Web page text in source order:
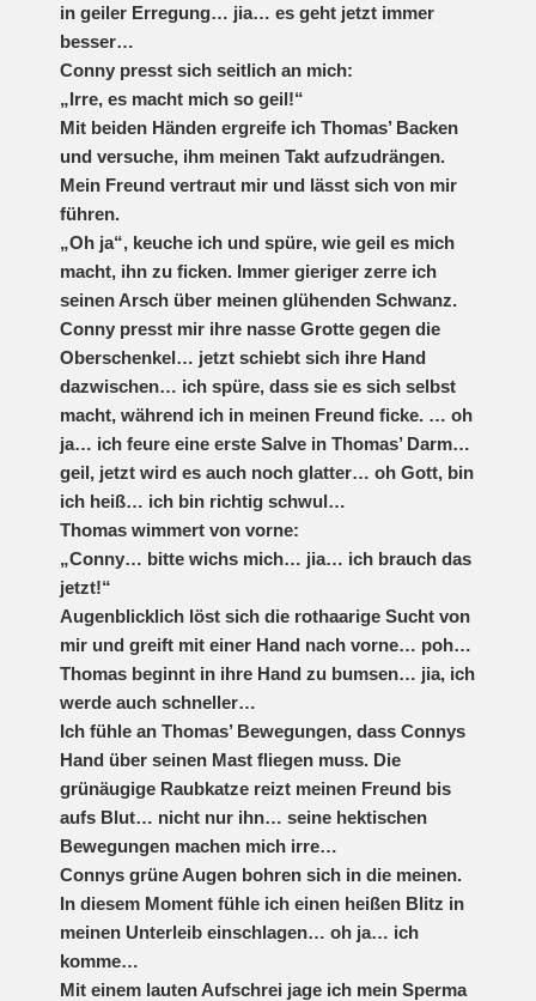
in geiler Erregung… jia… es geht jetzt immer
besser…
Conny presst sich seitlich an mich:
„Irre, es macht mich so geil!“
Mit beiden Händen ergreife ich Thomas’ Backen
und versuche, ihm meinen Takt aufzudrängen.
Mein Freund vertraut mir und lässt sich von mir
führen.
„Oh ja“, keuche ich und spüre, wie geil es mich
macht, ihn zu ficken. Immer gieriger zerre ich
seinen Arsch über meinen glühenden Schwanz.
Conny presst mir ihre nasse Grotte gegen die
Oberschenkel… jetzt schiebt sich ihre Hand
dazwischen… ich spüre, dass sie es sich selbst
macht, während ich in meinen Freund ficke. … oh
ja… ich feure eine erste Salve in Thomas’ Darm…
geil, jetzt wird es auch noch glatter… oh Gott, bin
ich heiß… ich bin richtig schwul…
Thomas wimmert von vorne:
„Conny… bitte wichs mich… jia… ich brauch das
jetzt!“
Augenblicklich löst sich die rothaarige Sucht von
mir und greift mit einer Hand nach vorne… poh…
Thomas beginnt in ihre Hand zu bumsen… jia, ich
werde auch schneller…
Ich fühle an Thomas’ Bewegungen, dass Connys
Hand über seinen Mast fliegen muss. Die
grünäugige Raubkatze reizt meinen Freund bis
aufs Blut… nicht nur ihn… seine hektischen
Bewegungen machen mich irre…
Connys grüne Augen bohren sich in die meinen.
In diesem Moment fühle ich einen heißen Blitz in
meinen Unterleib einschlagen… oh ja… ich
komme…
Mit einem lauten Aufschrei jage ich mein Sperma